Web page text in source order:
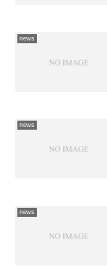
news
news
news